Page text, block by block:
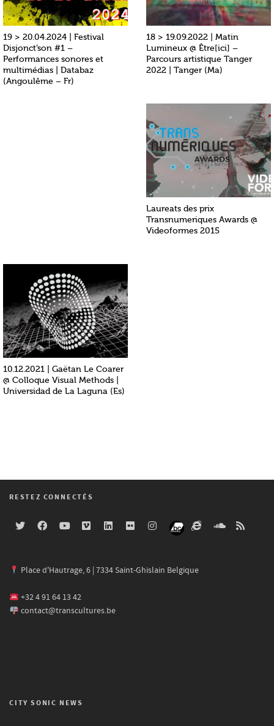
19 > 20.04.2024 | Festival
Disjonct’son #1 –
Performances sonores et
multimédias | Databaz
(Angoulême – Fr)
18 > 19.09.2022 | Matin
Lumineux @ Être[ici] –
Parcours artistique Tanger
2022 | Tanger (Ma)
Laureats des prix
Transnumeriques Awards @
Videoformes 2015
10.12.2021 | Gaëtan Le Coarer
@ Colloque Visual Methods |
Universidad de La Laguna (Es)
RESTEZ CONNECTÉS
Place d'Hautrage, 6 | 7334 Saint-Ghislain Belgique
+32 4 91 64 13 42
contact@transcultures.be
CITY SONIC NEWS